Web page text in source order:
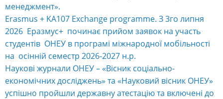
менеджмент».
Erasmus + KA107 Exchange programme. З 3го липня
2026 Еразмус+ починає прийом заявок на участь
студентів ОНЕУ в програмі міжнародної мобільності
на осінній семестр 2026-2027 н.р.
Наукові журнали ОНЕУ – «Вісник соціально-
економічних досліджень» та «Науковий вісник ОНЕУ»
успішно пройшли державну атестацію та включені до